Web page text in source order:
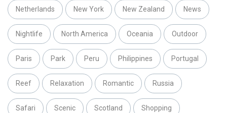
Netherlands New York New Zealand News
Nightlife North America Oceania Outdoor
Paris Park Peru Philippines Portugal
Reef Relaxation Romantic Russia
Safari Scenic Scotland Shopping